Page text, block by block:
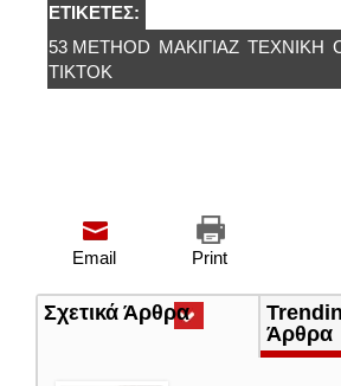
ΕΤΙΚΈΤΕΣ:
53 METHOD ΜΑΚΙΓΙΆΖ ΤΕΧΝΙΚΉ
TIKTOK
Print
Email
Σχετικά Άρθρα(ενεργή
καρτέλα)Άρθρα